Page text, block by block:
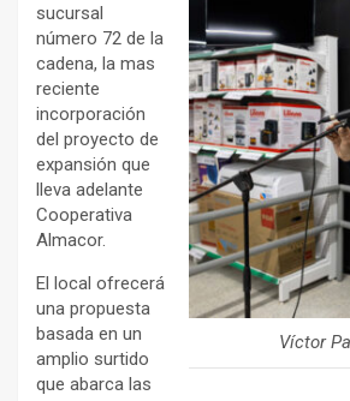
Víctor
sucursal
número 72 de la
cadena, la mas
reciente
incorporación
del proyecto de
expansión que
lleva adelante
Cooperativa
Almacor.
El local ofrecerá
una propuesta
basada en un
amplio surtido
que abarca las